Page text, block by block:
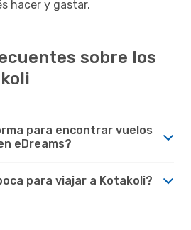
hacer y gastar.
sobre los
para encontrar vuelos
eDreams?
para viajar a Kotakoli?